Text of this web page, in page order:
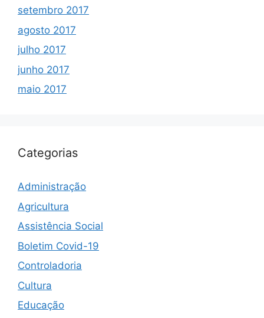
setembro 2017
agosto 2017
julho 2017
junho 2017
maio 2017
Categorias
Administração
Agricultura
Assistência Social
Boletim Covid-19
Controladoria
Cultura
Educação